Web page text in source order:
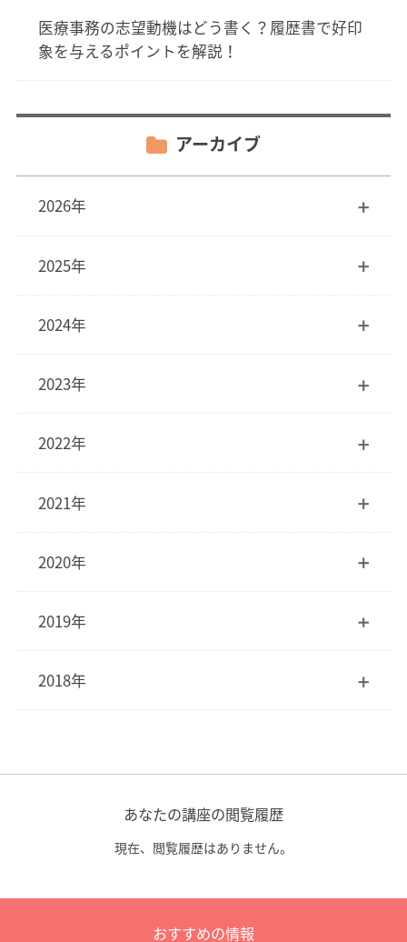
医療事務の志望動機はどう書く？履歴書で好印
象を与えるポイントを解説！
アーカイブ
2026年
2025年
2024年
2023年
2022年
2021年
2020年
2019年
2018年
あなたの講座の閲覧履歴
現在、閲覧履歴はありません。
おすすめの情報